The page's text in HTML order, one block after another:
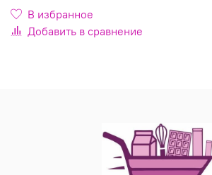
В избранное
Добавить в сравнение